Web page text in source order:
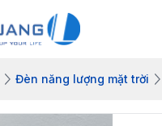
Đèn năng lượng mặt trời